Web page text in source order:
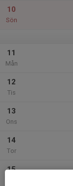
10
Sön
11
Mån
12
Tis
13
Ons
14
Tor
15